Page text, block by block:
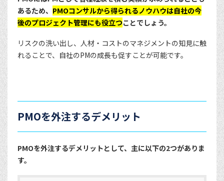
あるため、 PMOコンサルから得られるノウハウは自社の今
後のプロジェクト管理にも役立つことでしょう。
リスクの洗い出し、人材・コストのマネジメントの知見に触
れることで、自社のPMの成長も促すことが可能です。
PMOを外注するデメリット
PMOを外注するデメリットとして、主に以下の2つがありま
す。